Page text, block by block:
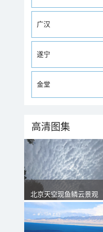
广汉
遂宁
金堂
高清图集
北京天空现鱼鳞云景观